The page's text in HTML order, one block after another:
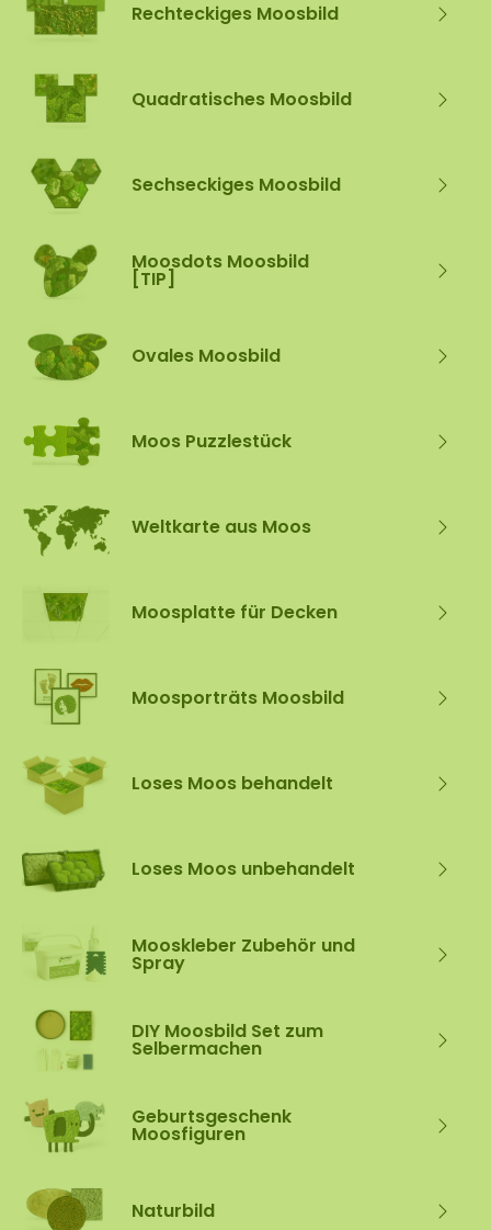
Rechteckiges Moosbild
Quadratisches Moosbild
Sechseckiges Moosbild
Moosdots Moosbild
[TIP]
Ovales Moosbild
Moos Puzzlestück
Weltkarte aus Moos
Moosplatte für Decken
Moosporträts Moosbild
Loses Moos behandelt
Loses Moos unbehandelt
Mooskleber Zubehör und
Spray
DIY Moosbild Set zum
Selbermachen
Geburtsgeschenk
Moosfiguren
Naturbild